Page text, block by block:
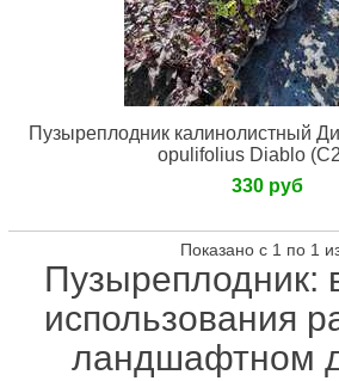
Пузыреплодник калинолистный
opulifolius Diablo
330 руб
Показано с 1 по 1
Пузыреплодник:
использования
ландшафтном